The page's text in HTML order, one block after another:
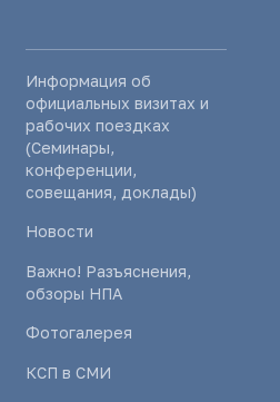
Информация об
официальных визитах и
рабочих поездках
(Семинары,
конференции,
совещания, доклады)
Новости
Важно! Разъяснения,
обзоры НПА
Фотогалерея
КСП в СМИ